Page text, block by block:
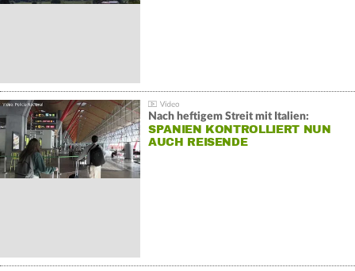
Nach heftigem Streit mit Italien:
SPANIEN KONTROLLIERT NUN
AUCH REISENDE